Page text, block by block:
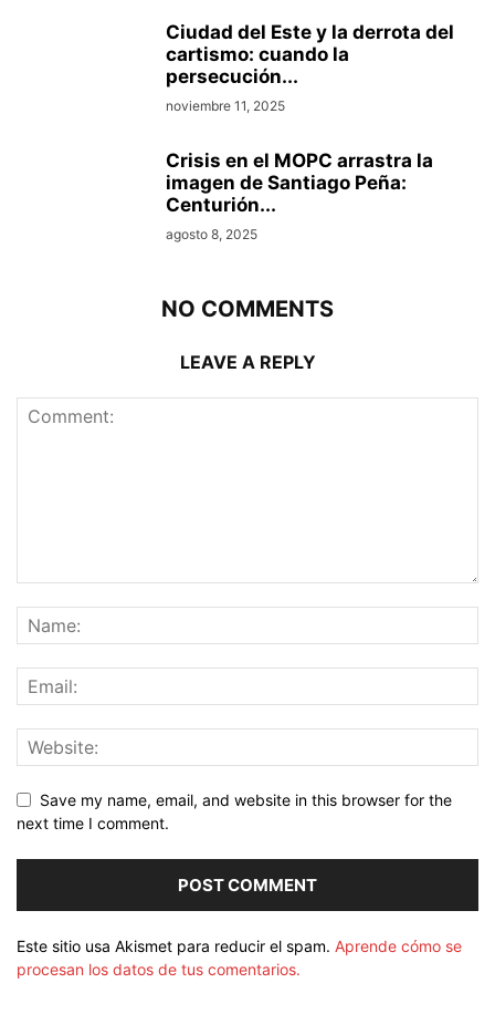
Ciudad del Este y la derrota del
cartismo: cuando la
persecución...
noviembre 11, 2025
Crisis en el MOPC arrastra la
imagen de Santiago Peña:
Centurión...
agosto 8, 2025
NO COMMENTS
LEAVE A REPLY
Save my name, email, and website in this browser for the
next time I comment.
Este sitio usa Akismet para reducir el spam. Aprende cómo se
procesan los datos de tus comentarios.